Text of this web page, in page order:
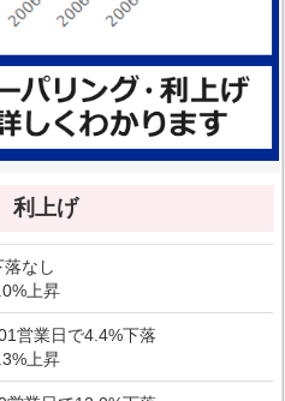
利上げ
落なし
上昇
営業日で4.4%下落
上昇